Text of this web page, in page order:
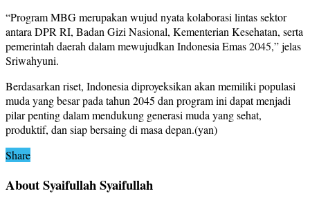
“Program MBG merupakan wujud nyata kolaborasi lintas sektor
antara DPR RI, Badan Gizi Nasional, Kementerian Kesehatan, serta
pemerintah daerah dalam mewujudkan Indonesia Emas 2045,” jelas
Sriwahyuni.
Berdasarkan riset, Indonesia diproyeksikan akan memiliki populasi
muda yang besar pada tahun 2045 dan program ini dapat menjadi
pilar penting dalam mendukung generasi muda yang sehat,
produktif, dan siap bersaing di masa depan.(yan)
Share
About Syaifullah Syaifullah